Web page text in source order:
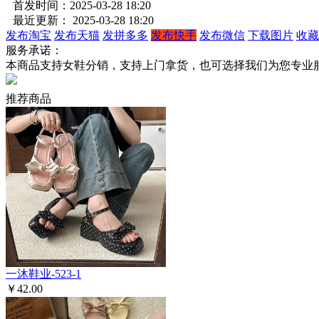
首发时间：2025-03-28 18:20
最近更新： 2025-03-28 18:20
发布淘宝 发布天猫 发拼多多 发布快手 发布微信 下载图片 收
服务承诺：
本商品支持女鞋分销，支持上门拿货，也可选择我们为您专业
推荐商品
一沐鞋业-523-1
￥42.00